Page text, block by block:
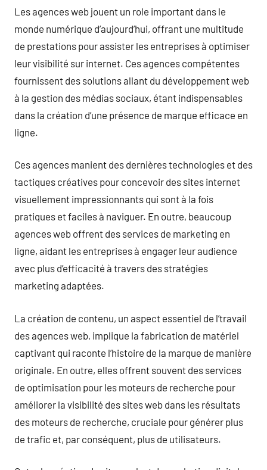
Les agences web jouent un role important dans le
monde numérique d’aujourd’hui, offrant une multitude
de prestations pour assister les entreprises à optimiser
leur visibilité sur internet. Ces agences compétentes
fournissent des solutions allant du développement web
à la gestion des médias sociaux, étant indispensables
dans la création d’une présence de marque efficace en
ligne.
Ces agences manient des dernières technologies et des
tactiques créatives pour concevoir des sites internet
visuellement impressionnants qui sont à la fois
pratiques et faciles à naviguer. En outre, beaucoup
agences web offrent des services de marketing en
ligne, aidant les entreprises à engager leur audience
avec plus d’efficacité à travers des stratégies
marketing adaptées.
La création de contenu, un aspect essentiel de l’travail
des agences web, implique la fabrication de matériel
captivant qui raconte l’histoire de la marque de manière
originale. En outre, elles offrent souvent des services
de optimisation pour les moteurs de recherche pour
améliorer la visibilité des sites web dans les résultats
des moteurs de recherche, cruciale pour générer plus
de trafic et, par conséquent, plus de utilisateurs.